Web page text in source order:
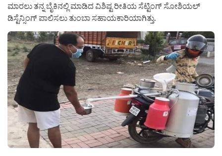
ಮಾರಲು ತನ್ನ ಬೈಕಿನಲ್ಲಿ ಮಾಡಿದ ವಿಶಿಷ್ಟ ರೀತಿಯ ಸೆಟ್ಟಿಂಗ್ ಸೋಶಿಯಲ್
ಡಿಸ್ಟೆನ್ಸಿಂಗ್ ಪಾಲಿಸಲು ತುಂಬಾ ಸಹಾಯಕಾರಿಯಾಗಿತ್ತು.